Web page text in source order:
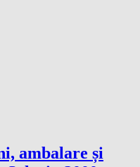
ambalare și